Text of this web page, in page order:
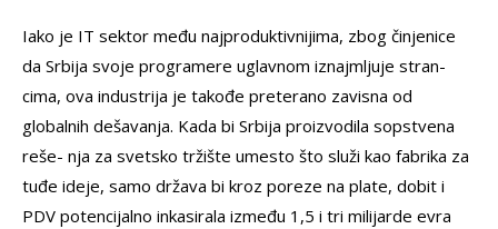
Iako je IT sektor među najproduktivnijima, zbog činjenice
da Srbija svoje programere uglavnom iznajmljuje stran-
cima, ova industrija je takođe preterano zavisna od
globalnih dešavanja. Kada bi Srbija proizvodila sopstvena
reše- nja za svetsko tržište umesto što služi kao fabrika za
tuđe ideje, samo država bi kroz poreze na plate, dobit i
PDV potencijalno inkasirala između 1,5 i tri milijarde evra